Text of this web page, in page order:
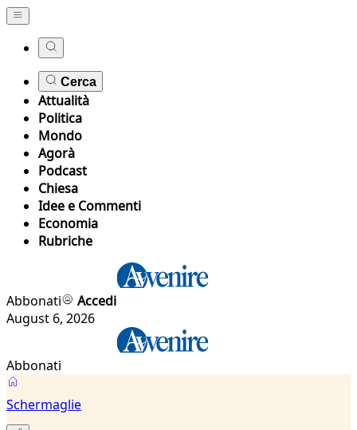
Cerca
Attualità
Politica
Mondo
Agorà
Podcast
Chiesa
Idee e Commenti
Economia
Rubriche
Abbonati
Accedi
August 6, 2026
Abbonati
Schermaglie